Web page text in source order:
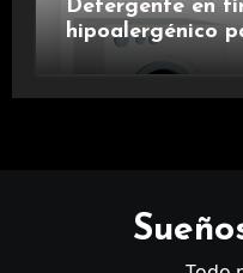
Detergente en
hipoalergénico
suavizante